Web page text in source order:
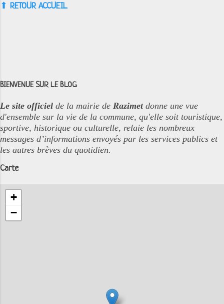
⬆︎ RETOUR ACCUEIL
BIENVENUE SUR LE BLOG
Le site officiel de la mairie de Razimetdonne une vue
d'ensemble sur la vie de la commune, qu'elle soit touristique,
sportive, historique ou culturelle, relaie les nombreux
messages d’informations envoyés par les services publics et
les autres brèves du quotidien.
Carte
+
−